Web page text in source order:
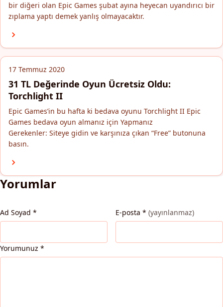
bir diğeri olan Epic Games şubat ayına heyecan uyandırıcı bir
zıplama yaptı demek yanlış olmayacaktır.
17 Temmuz 2020
31 TL Değerinde Oyun Ücretsiz Oldu:
Torchlight II
Epic Games’in bu hafta ki bedava oyunu Torchlight II Epic
Games bedava oyun almanız için Yapmanız
Gerekenler: Siteye gidin ve karşınıza çıkan “Free” butonuna
basın.
Yorumlar
Ad Soyad * E-posta * (yayınlanmaz)
Yorumunuz *